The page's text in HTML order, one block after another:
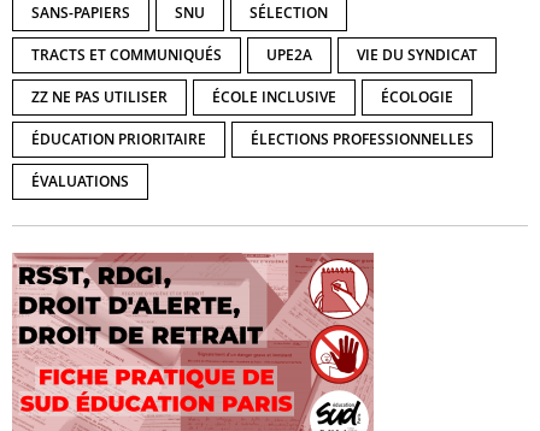
SANS-PAPIERS SNU SÉLECTION
TRACTS ET COMMUNIQUÉS UPE2A VIE DU SYNDICAT
ZZ NE PAS UTILISER ÉCOLE INCLUSIVE ÉCOLOGIE
ÉDUCATION PRIORITAIRE ÉLECTIONS PROFESSIONNELLES
ÉVALUATIONS